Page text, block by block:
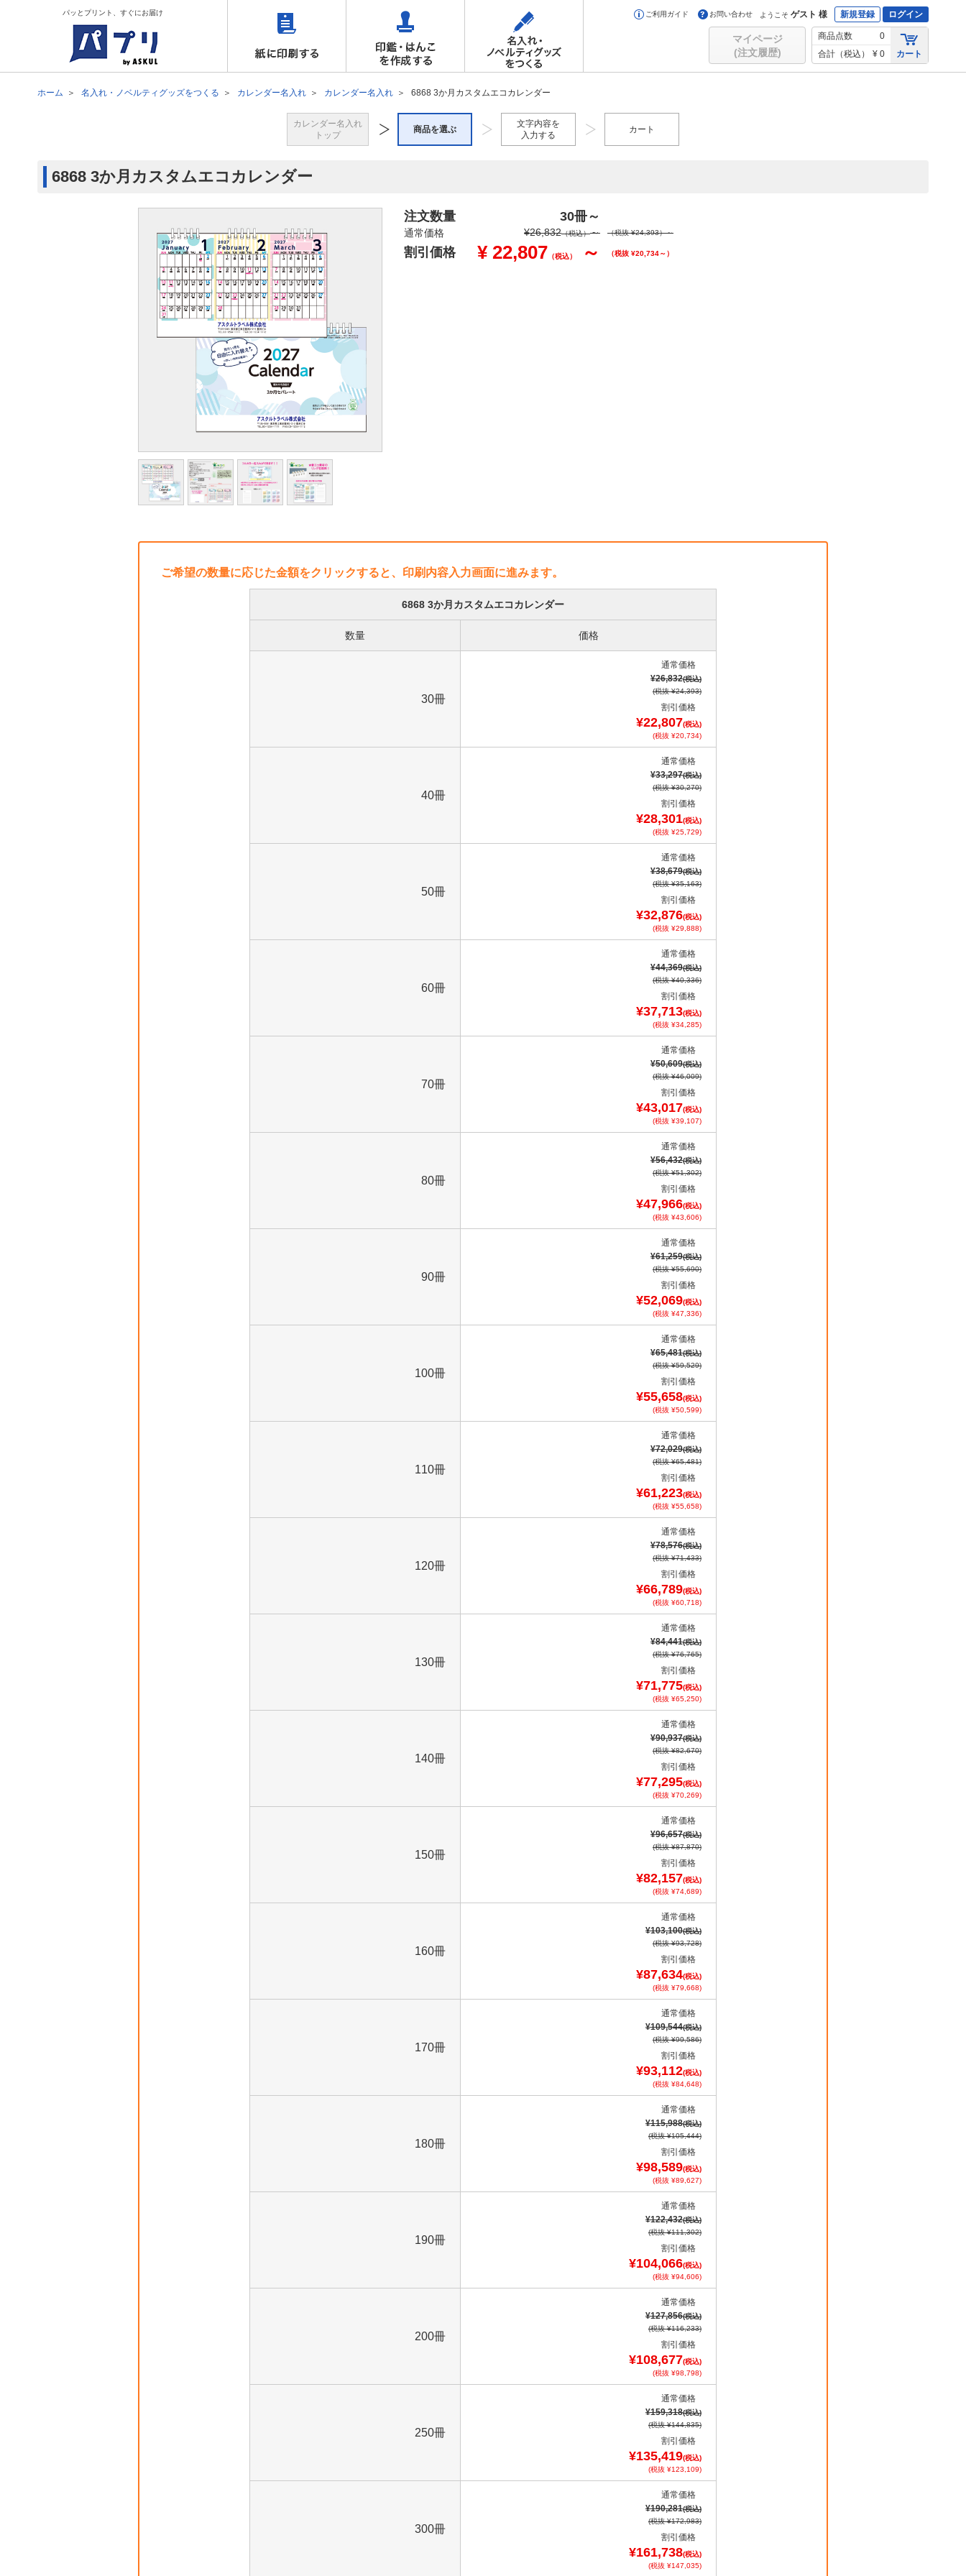
パッとプリント、すぐにお届け ご利用ガイド お問い合わせ ようこそ ゲスト 様 新規登録 ログイン
マイページ
(注文履歴)
商品点数
0
合計（税込）
¥ 0 カート
ホーム 名入れ・ノベルティグッズをつくる カレンダー名入れ カレンダー名入れ 6868 3か月カスタムエコカレンダー
カレンダー名入れ
トップ
商品を選ぶ
文字内容を
入力する
カート
6868 3か月カスタムエコカレンダー
注文数量 30冊～
通常価格 ¥26,832（税込）～ （税抜 ¥24,393）～
割引価格 ¥ 22,807 （税込） ～ （税抜 ¥20,734～）
ご希望の数量に応じた金額をクリックすると、印刷内容入力画面に進みます。
6868 3か月カスタムエコカレンダー
数量 価格
30冊
通常価格
¥26,832(税込)
(税抜 ¥24,393)
割引価格
¥22,807(税込)
(税抜 ¥20,734)
40冊
通常価格
¥33,297(税込)
(税抜 ¥30,270)
割引価格
¥28,301(税込)
(税抜 ¥25,729)
50冊
通常価格
¥38,679(税込)
(税抜 ¥35,163)
割引価格
¥32,876(税込)
(税抜 ¥29,888)
60冊
通常価格
¥44,369(税込)
(税抜 ¥40,336)
割引価格
¥37,713(税込)
(税抜 ¥34,285)
70冊
通常価格
¥50,609(税込)
(税抜 ¥46,009)
割引価格
¥43,017(税込)
(税抜 ¥39,107)
80冊
通常価格
¥56,432(税込)
(税抜 ¥51,302)
割引価格
¥47,966(税込)
(税抜 ¥43,606)
90冊
通常価格
¥61,259(税込)
(税抜 ¥55,690)
割引価格
¥52,069(税込)
(税抜 ¥47,336)
100冊
通常価格
¥65,481(税込)
(税抜 ¥59,529)
割引価格
¥55,658(税込)
(税抜 ¥50,599)
110冊
通常価格
¥72,029(税込)
(税抜 ¥65,481)
割引価格
¥61,223(税込)
(税抜 ¥55,658)
120冊
通常価格
¥78,576(税込)
(税抜 ¥71,433)
割引価格
¥66,789(税込)
(税抜 ¥60,718)
130冊
通常価格
¥84,441(税込)
(税抜 ¥76,765)
割引価格
¥71,775(税込)
(税抜 ¥65,250)
140冊
通常価格
¥90,937(税込)
(税抜 ¥82,670)
割引価格
¥77,295(税込)
(税抜 ¥70,269)
150冊
通常価格
¥96,657(税込)
(税抜 ¥87,870)
割引価格
¥82,157(税込)
(税抜 ¥74,689)
160冊
通常価格
¥103,100(税込)
(税抜 ¥93,728)
割引価格
¥87,634(税込)
(税抜 ¥79,668)
170冊
通常価格
¥109,544(税込)
(税抜 ¥99,586)
割引価格
¥93,112(税込)
(税抜 ¥84,648)
180冊
通常価格
¥115,988(税込)
(税抜 ¥105,444)
割引価格
¥98,589(税込)
(税抜 ¥89,627)
190冊
通常価格
¥122,432(税込)
(税抜 ¥111,302)
割引価格
¥104,066(税込)
(税抜 ¥94,606)
200冊
通常価格
¥127,856(税込)
(税抜 ¥116,233)
割引価格
¥108,677(税込)
(税抜 ¥98,798)
250冊
通常価格
¥159,318(税込)
(税抜 ¥144,835)
割引価格
¥135,419(税込)
(税抜 ¥123,109)
300冊
通常価格
¥190,281(税込)
(税抜 ¥172,983)
割引価格
¥161,738(税込)
(税抜 ¥147,035)